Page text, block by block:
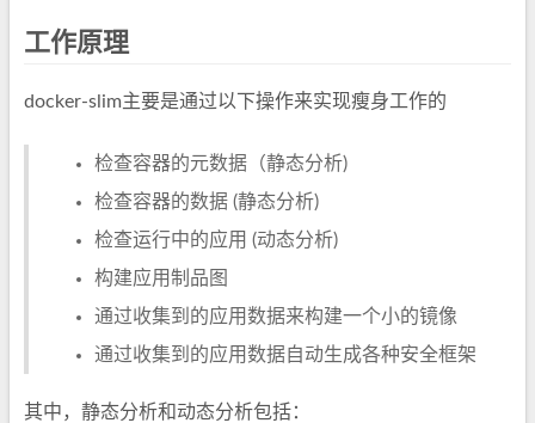
工作原理
docker-slim主要是通过以下操作来实现瘦身工作的
检查容器的元数据（静态分析)
检查容器的数据 (静态分析)
检查运行中的应用 (动态分析)
构建应用制品图
通过收集到的应用数据来构建一个小的镜像
通过收集到的应用数据自动生成各种安全框架
其中，静态分析和动态分析包括：